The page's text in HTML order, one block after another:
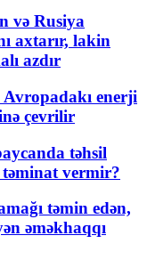
və Rusiya
axtarır, lakin
azdır
enerji
çevrilir
təhsil
vermir?
təmin edən,
əməkhaqqı